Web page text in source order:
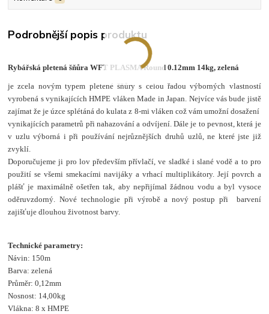
Podrobnější popis produktu
Rybářská pletená šňůra WFT PLASMA Round 0.12mm 14kg, zelená
je zcela novým typem pletené šňůry s celou řadou výborných vlastností
vyrobená s vynikajících HMPE vláken Made in Japan. Nejvíce vás bude jistě
zajímat žeje úzce splétáná do kulata z 8-mi vláken což vám umožní dosažení
vynikajících parametrů při nahazování a odvíjení. Dále je to pevnost, která je
v uzlu výborná i při používání nejrůznějších druhů uzlů, ne které jste již
zvyklí.
Doporučujeme ji pro lov především přívlačí, ve sladké i slané vodě a to pro
použití se všemi smekacími navijáky a vrhací multiplikátory. Její povrch a
plášť je maximálně ošetřen tak, aby nepřijímal žádnou vodu a byl vysoce
oděruvzdorný. Nové technologie při výrobě a nový postup při barvení
zajišťuje dlouhou životnost barvy.
Technické parametry:
Návin: 150m
Barva: zelená
Průměr: 0,12mm
Nosnost: 14,00kg
Vlákna: 8 x HMPE